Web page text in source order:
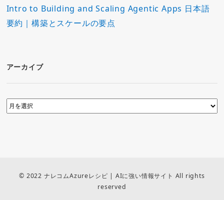
Intro to Building and Scaling Agentic Apps 日本語
要約｜構築とスケールの要点
アーカイブ
© 2022 ナレコムAzureレシピ | AIに強い情報サイト All rights
reserved